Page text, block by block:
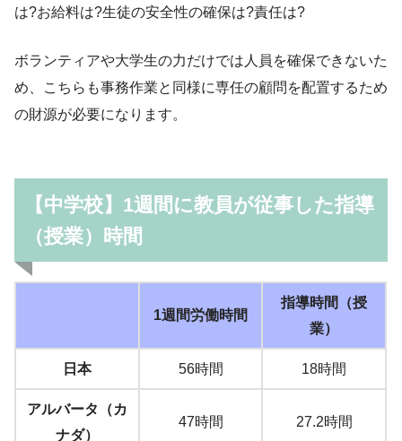
は?お給料は?生徒の安全性の確保は?責任は?
ボランティアや大学生の力だけでは人員を確保できないた
め、こちらも事務作業と同様に専任の顧問を配置するため
の財源が必要になります。
【中学校】1週間に教員が従事した指導
（授業）時間
1週間労働時間
指導時間（授
業）
日本 56時間 18時間
アルバータ（カ
ナダ）
47時間 27.2時間